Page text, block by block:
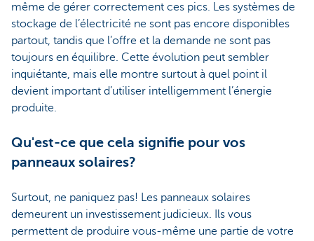
même de gérer correctement ces pics. Les systèmes de
stockage de l’électricité ne sont pas encore disponibles
partout, tandis que l’offre et la demande ne sont pas
toujours en équilibre. Cette évolution peut sembler
inquiétante, mais elle montre surtout à quel point il
devient important d’utiliser intelligemment l’énergie
produite.
Qu'est-ce que cela signifie pour vos
panneaux solaires?
Surtout, ne paniquez pas! Les panneaux solaires
demeurent un investissement judicieux. Ils vous
permettent de produire vous-même une partie de votre